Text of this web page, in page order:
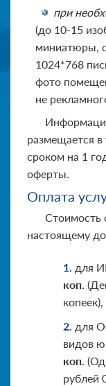
при
(до 10-15
миниатюры,
1024*768
фото
не
размещается в
сроком на 1
оферты.
Оплата
Стоимость
настоящему
для
коп.
копеек),
для
видов
коп.
рублей